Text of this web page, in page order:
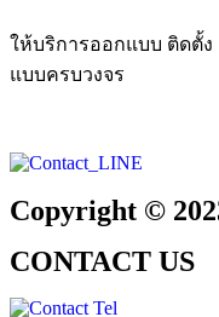
ให้บริการออกแบบ ติดตั้ง
แบบครบวงจร
Copyright ©
CONTACT US